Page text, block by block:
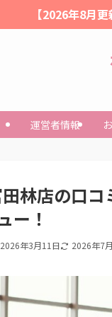
【2026年8月
運営者情報
林店の口
ー！
2026年3月11日 2026年7